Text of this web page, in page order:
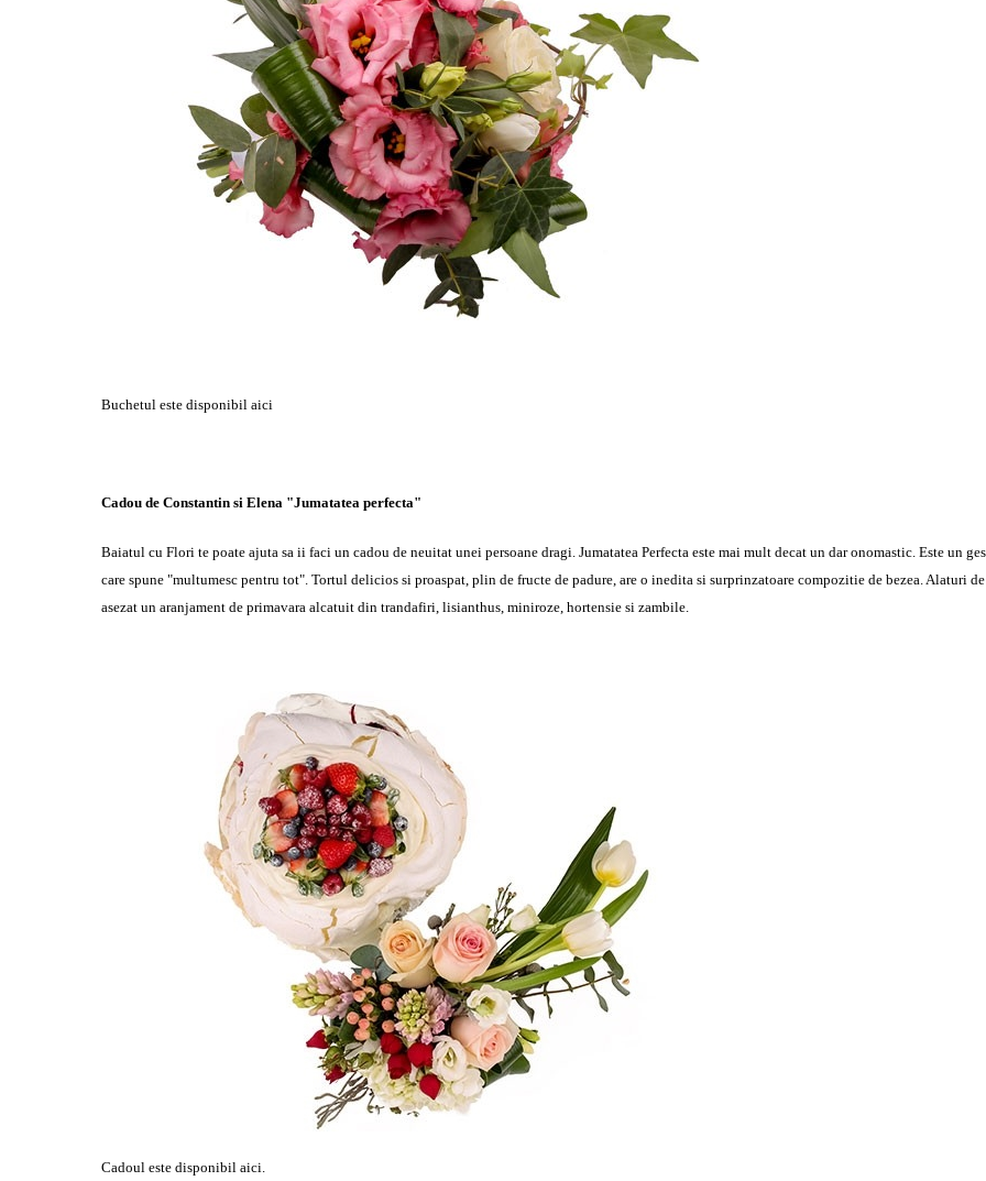
Buchetul este disponibil aici
Cadou de Constantin si Elena "Jumatatea perfecta"
Baiatul cu Flori te poate ajuta sa ii faci un cadou de neuitat unei persoane dragi. Jumatatea Perfecta este mai mult decat un dar onomastic. Este un
care spune "multumesc pentru tot". Tortul delicios si proaspat, plin de fructe de padure, are o inedita si surprinzatoare compozitie de bezea. Alaturi de
asezat un aranjament de primavara alcatuit din trandafiri, lisianthus, miniroze, hortensie si zambile.
Cadoul este disponibil aici.